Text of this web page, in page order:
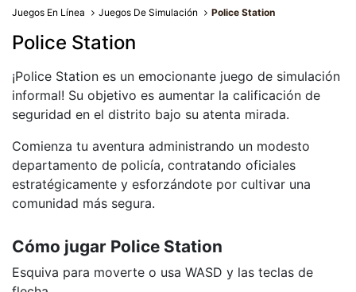
Juegos En Línea Juegos De Simulación Police Station
Police Station
¡Police Station es un emocionante juego de simulación
informal! Su objetivo es aumentar la calificación de
seguridad en el distrito bajo su atenta mirada.
Comienza tu aventura administrando un modesto
departamento de policía, contratando oficiales
estratégicamente y esforzándote por cultivar una
comunidad más segura.
Cómo jugar Police Station
Esquiva para moverte o usa WASD y las teclas de